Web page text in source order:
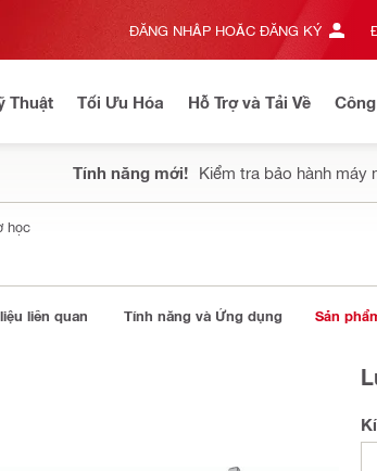
ĐĂNG NHẬP HOẶC ĐĂNG KÝ
Thuật Tối Ưu Hóa Hỗ Trợ và Tải Về
Tính năng mới! Kiểm tra bảo hành máy
học
liên quan Tính năng và Ứng dụng Sản